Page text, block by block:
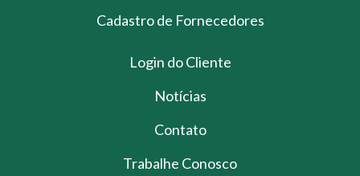
Cadastro de Fornecedores
Login do Cliente
Notícias
Contato
Trabalhe Conosco